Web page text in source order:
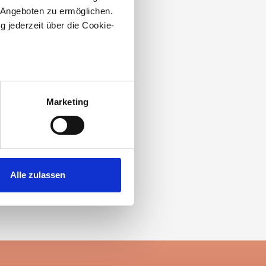
zu ermöglichen.
jederzeit über die Cookie-
sein können
Präferenzen imAbschnitt
anbieten zu können
Verwendung unserer
Marketing
Alle zulassen